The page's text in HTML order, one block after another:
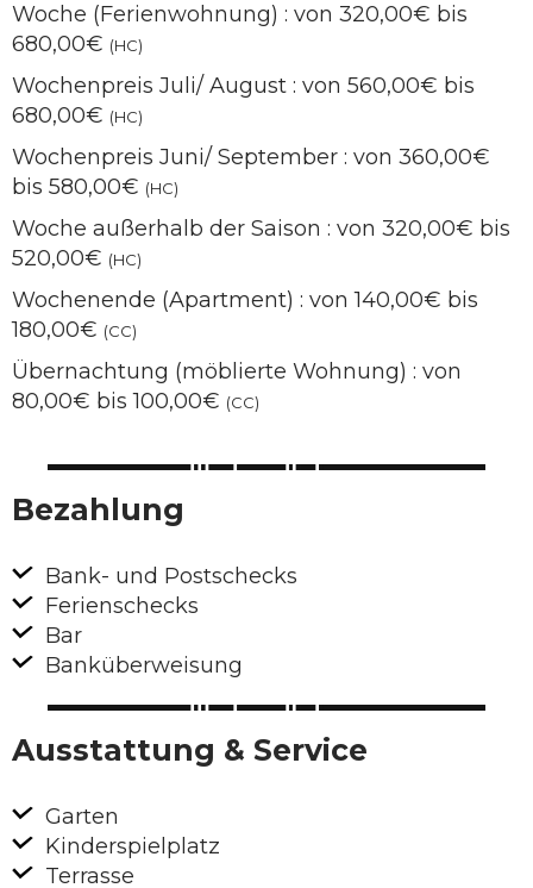
Woche (Ferienwohnung) : von 320,00€ bis
680,00€ (HC)
Wochenpreis Juli/ August : von 560,00€ bis
680,00€ (HC)
Wochenpreis Juni/ September : von 360,00€
bis 580,00€ (HC)
Woche außerhalb der Saison : von 320,00€ bis
520,00€ (HC)
Wochenende (Apartment) : von 140,00€ bis
180,00€ (CC)
Übernachtung (möblierte Wohnung) : von
80,00€ bis 100,00€ (CC)
Bezahlung
Bank- und Postschecks
Ferienschecks
Bar
Banküberweisung
Ausstattung & Service
Garten
Kinderspielplatz
Terrasse